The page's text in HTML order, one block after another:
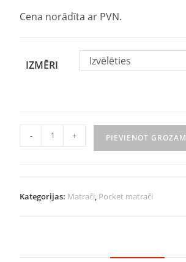
Cena norādīta ar PVN.
IZMĒRI Izvēlēties
- + PIEVIENOT GROZAM
Kategorijas: Matrači, Pocket matrači